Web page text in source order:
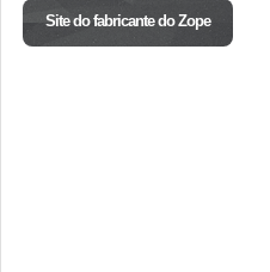
Site do fabricante do Zope